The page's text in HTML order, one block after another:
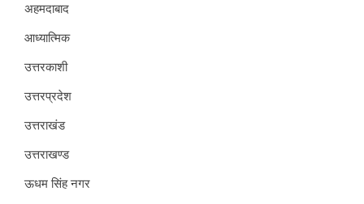
अहमदाबाद
आध्यात्मिक
उत्तरकाशी
उत्तरप्रदेश
उत्तराखंड
उत्तराखण्ड
ऊधम सिंह नगर